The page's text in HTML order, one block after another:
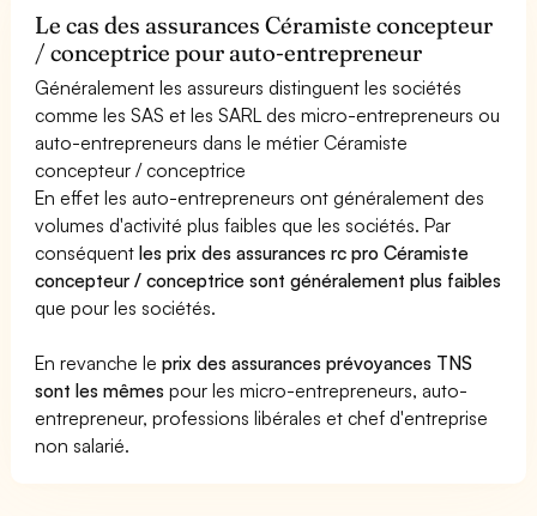
Le cas des assurances Céramiste concepteur
/ conceptrice pour auto-entrepreneur
Généralement les assureurs distinguent les sociétés
comme les SAS et les SARL des micro-entrepreneurs ou
auto-entrepreneurs dans le métier Céramiste
concepteur / conceptrice
En effet les auto-entrepreneurs ont généralement des
volumes d'activité plus faibles que les sociétés. Par
conséquentles prix des assurances rc pro Céramiste
concepteur / conceptrice sont généralement plus faibles
que pour les sociétés.
En revanche leprix des assurances prévoyances TNS
sont les mêmes pour les micro-entrepreneurs, auto-
entrepreneur, professions libérales et chef d'entreprise
non salarié.